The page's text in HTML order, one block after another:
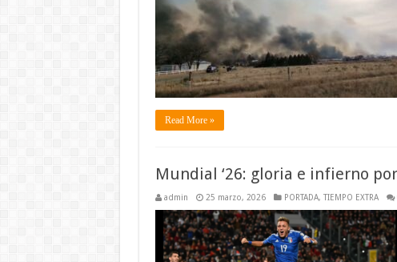
Read More »
Mundial ‘26: gloria e infierno
admin 25 marzo, 2026 PORTADA, TIEMPO EXTRA